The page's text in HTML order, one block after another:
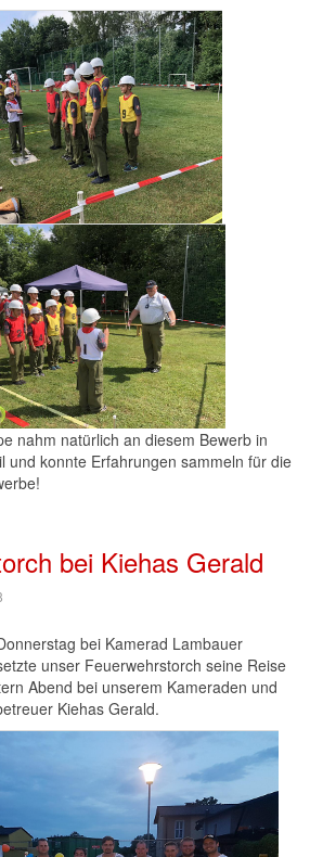
nahm natürlich an diesem Bewerb in
und konnte Erfahrungen sammeln für die
bei Kiehas Gerald
bei Kamerad Lambauer
unser Feuerwehrstorch seine Reise
Abend bei unserem Kameraden und
Kiehas Gerald.